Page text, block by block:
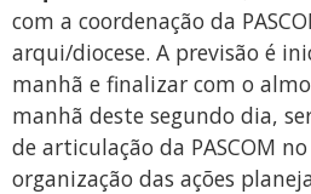
com a coordenação da
arqui/diocese. A previsão é
manhã e finalizar com o
manhã deste segundo dia,
de articulação da PASCOM
organização das ações